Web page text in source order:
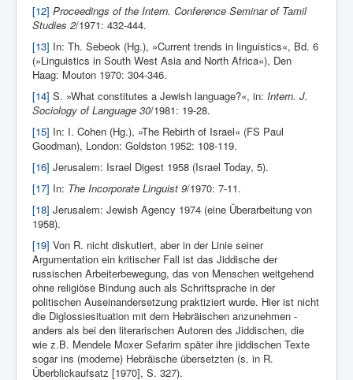
[12] Proceedings of the Intern. Conference Seminar of Tamil
Studies 2/1971: 432-444.
[13] In: Th. Sebeok (Hg.), »Current trends in linguistics«, Bd. 6
(»Linguistics in South West Asia and North Africa«), Den
Haag: Mouton 1970: 304-346.
[14] S. »What constitutes a Jewish language?«, in: Intern. J.
Sociology of Language 30/1981: 19-28.
[15] In: I. Cohen (Hg.), »The Rebirth of Israel« (FS Paul
Goodman), London: Goldston 1952: 108-119.
[16] Jerusalem: Israel Digest 1958 (Israel Today, 5).
[17] In: The Incorporate Linguist 9/1970: 7-11.
[18] Jerusalem: Jewish Agency 1974 (eine Überarbeitung von
1958).
[19] Von R. nicht diskutiert, aber in der Linie seiner
Argumentation ein kritischer Fall ist das Jiddische der
russischen Arbeiterbewegung, das von Menschen weitgehend
ohne religiöse Bindung auch als Schriftsprache in der
politischen Auseinandersetzung praktiziert wurde. Hier ist nicht
die Diglossiesituation mit dem Hebräischen anzunehmen -
anders als bei den literarischen Autoren des Jiddischen, die
wie z.B. Mendele Moxer Sefarim später ihre jiddischen Texte
sogar ins (moderne) Hebräische übersetzten (s. in R.
Überblickaufsatz [1970], S. 327).